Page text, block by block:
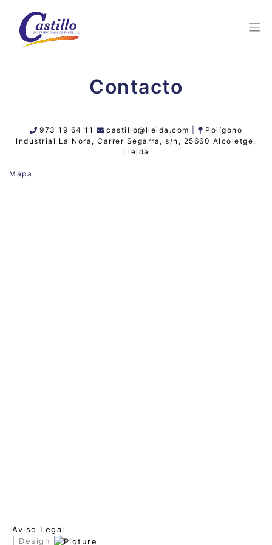
Contacto
973 19 64 11 castillo@lleida.com |
Polígono
Industrial La Nora, Carrer Segarra, s/n, 25660 Alcoletge,
Lleida
Mapa
Aviso Legal
| Design